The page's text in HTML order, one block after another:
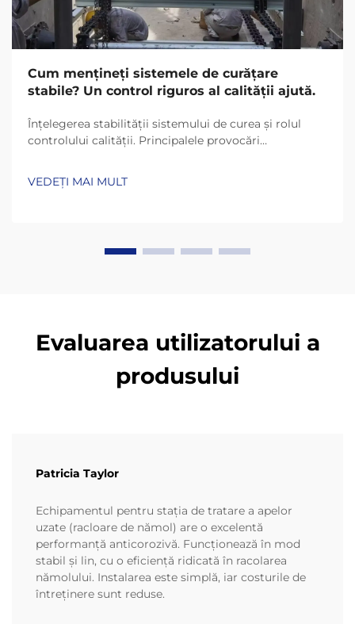
Cum mențineți sistemele de curățare
stabile? Un control riguros al calității ajută.
Înțelegerea stabilității sistemului de curea și rolul
controlului calității. Principalele provocări
acumularea neuniformă a materialului pe suprafețe,
VEDEȚI MAI MULT
Evaluarea utilizatorului a
produsului
Patricia Taylor
Echipamentul pentru stația de tratare a apelor
uzate (racloare de nămol) are o excelentă
performanță anticorozivă. Funcționează în mod
stabil și lin, cu o eficiență ridicată în racolarea
nămolului. Instalarea este simplă, iar costurile de
întreținere sunt reduse.